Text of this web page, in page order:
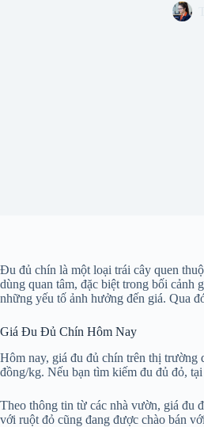
Đu đủ chín là một loại trái cây quen
dùng quan tâm, đặc biệt trong bối cảnh
những yếu tố ảnh hưởng đến giá. Qua
Giá Đu Đủ Chín Hôm Nay
Hôm nay, giá đu đủ chín trên thị trường
đồng/kg. Nếu bạn tìm kiếm đu đủ đỏ,
Theo thông tin từ các nhà vườn, giá đu
với ruột đỏ cũng đang được chào bán